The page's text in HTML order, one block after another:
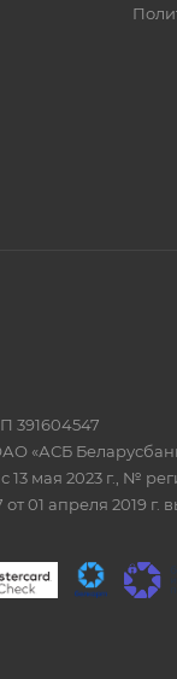
391604547
«АСБ
13 мая 2023 г., №
от 01 апреля 2019